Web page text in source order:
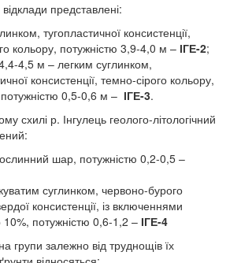
представлені:
тугопластичної консистенції,
кольору, потужністю 3,9-4,0 м – ІГЕ-2;
4,5 м – легким суглинком,
консистенції, темно-сірого кольору,
0,5-0,6 м – ІГЕ-3.
схилі р. Інгулець геолого-літологічний
шар, потужністю 0,2-0,5 –
суглинком, червоно-бурого
консистенції, із включеннями
потужністю 0,6-1,2 – ІГЕ-4
групи залежно від труднощів їх